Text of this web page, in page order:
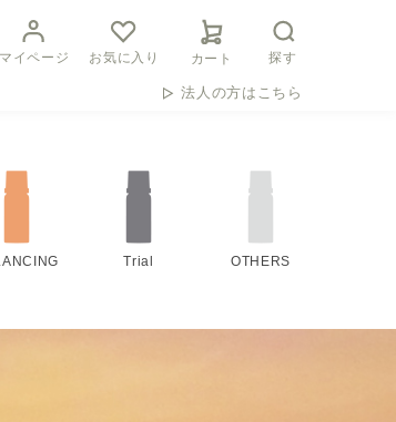
マイページ お気に入り カート 探す
法人の方はこちら
Trial OTHERS